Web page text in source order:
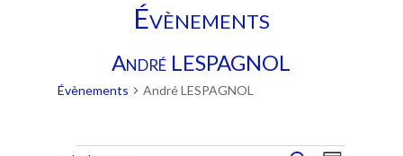
Évènements
André LESPAGNOL
Évènements André LESPAGNOL